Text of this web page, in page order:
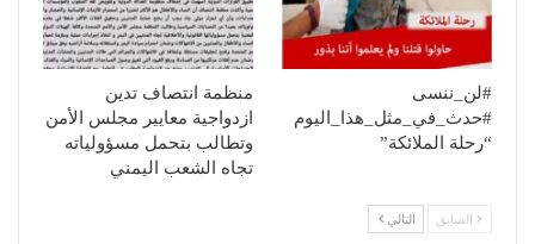
#لن_ننسى
#حدث_في_مثل_هذا_اليوم
“رحلة الملائكة”
منظمة انتصاف تدين
ازدواجية معايير مجلس الأمن
وتطالب بتحمل مسؤولياته
تجاه الشعب اليمني
السابق التالي